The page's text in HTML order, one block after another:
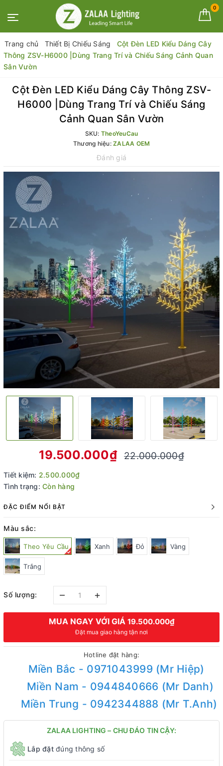
0
Trang chủ Thiết Bị Chiếu Sáng
Cột Đèn LED Kiểu Dáng Cây
Thông ZSV-H6000 |Dùng Trang Trí và Chiếu Sáng Cảnh Quan
Sân Vườn
Cột Đèn LED Kiểu Dáng Cây Thông ZSV-
H6000 |Dùng Trang Trí và Chiếu Sáng
Cảnh Quan Sân Vườn
SKU: TheoYeuCau
Thương hiệu: ZALAA OEM
Đánh giá
19.500.000₫ 22.000.000₫
Tiết kiệm: 2.500.000₫
Tình trạng: Còn hàng
ĐẶC ĐIỂM NỔI BẬT
Màu sắc:
Theo Yêu Cầu Xanh Đỏ Vàng
Trắng
Số lượng: – +
MUA NGAY VỚI GIÁ 19.500.000₫
Đặt mua giao hàng tận nơi
Hotline đặt hàng:
Miền Bắc - 0971043999 (Mr Hiệp)
Miền Nam - 0944840666 (Mr Danh)
Miền Trung - 0942344888 (Mr T.Anh)
ZALAA LIGHTING – CHU ĐÁO TIN CẬY:
Lắp đặtđúng thông số